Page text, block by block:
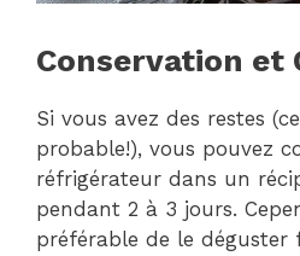
Conservation et
Si vous avez des restes
probable!), vous pouvez
réfrigérateur dans un
pendant 2 à 3 jours.
préférable de le déguster